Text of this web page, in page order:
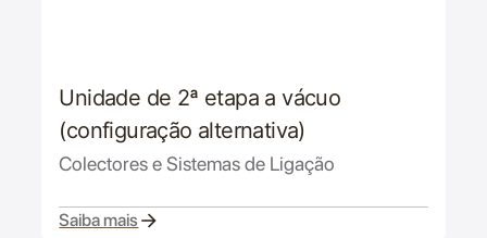
Unidade de 2ª etapa a vácuo
(configuração alternativa)
Colectores e Sistemas de Ligação
Saiba mais